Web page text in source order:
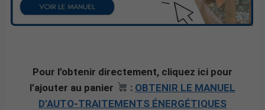
Pour l’obtenir directement, cliquez ici pour
l’ajouter au panier
: OBTENIR LE MANUEL
D’AUTO-TRAITEMENTS ÉNERGÉTIQUES